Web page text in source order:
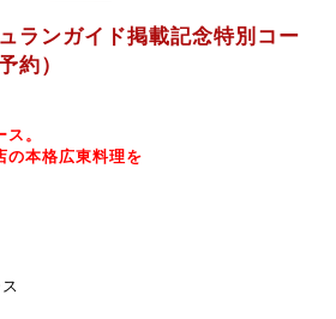
ランガイド掲載記念特別コー
約）
。
の本格広東料理を